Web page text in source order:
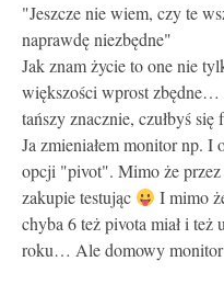
"Jeszcze nie wiem, czy te
naprawdę niezbędne"
Jak znam życie to one nie
większości wprost zbędne…
tańszy znacznie, czułbyś się
Ja zmieniałem monitor np. I
opcji "pivot". Mimo że przez
zakupie testując
I mimo
chyba 6 też pivota miał i też
roku… Ale domowy monitor